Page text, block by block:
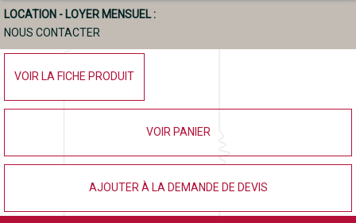
LOCATION - LOYER MENSUEL :
NOUS CONTACTER
VOIR LA FICHE PRODUIT
VOIR PANIER
AJOUTER À LA DEMANDE DE DEVIS